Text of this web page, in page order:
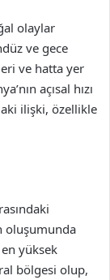
olaylar
ve gece
ve hatta yer
açısal hızı
ilişki, özellikle
oluşumunda
yüksek
bölgesi olup,